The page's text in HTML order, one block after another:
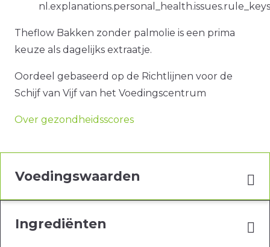
Theflow Bakken zonder palmolie is een prima
keuze als dagelijks extraatje.
Oordeel gebaseerd op de Richtlijnen voor de
Schijf van Vijf van het Voedingscentrum
Over gezondheidsscores
Voedingswaarden
Ingrediënten